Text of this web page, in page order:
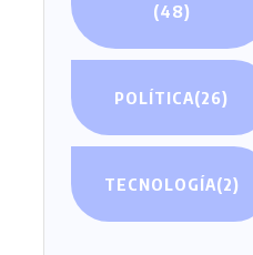
(48)
POLÍTICA(26)
TECNOLOGÍA(2)